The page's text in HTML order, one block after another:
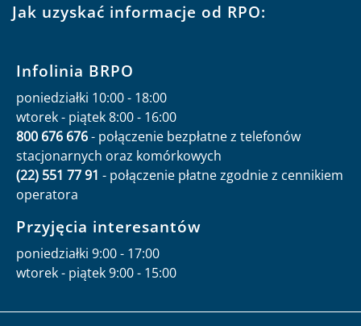
Jak uzyskać informacje od RPO:
Infolinia BRPO
poniedziałki 10:00 - 18:00
wtorek - piątek 8:00 - 16:00
800 676 676- połączenie bezpłatne z telefonów
stacjonarnych oraz komórkowych
(22) 551 77 91 - połączenie płatne zgodnie z cennikiem
operatora
Przyjęcia interesantów
poniedziałki 9:00 - 17:00
wtorek - piątek 9:00 - 15:00